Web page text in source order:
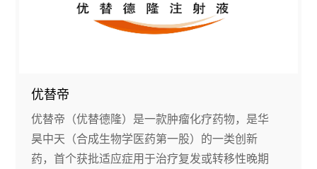
优替帝
优替帝（优替德隆）是一款肿瘤化疗药物，是华
昊中天（合成生物学医药第一股）的一类创新
药，首个获批适应症用于治疗复发或转移性晚期